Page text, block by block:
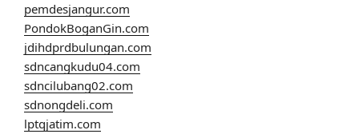
pemdesjangur.com
PondokBoganGin.com
jdihdprdbulungan.com
sdncangkudu04.com
sdncilubang02.com
sdnongdeli.com
lptqjatim.com